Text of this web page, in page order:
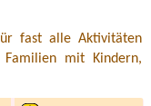
fast alle Aktivitäten
mit Kindern,